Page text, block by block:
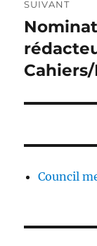
SUIVANT
Article
Suivant :
Council